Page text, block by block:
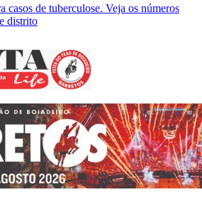
casos de tuberculose. Veja os números
distrito